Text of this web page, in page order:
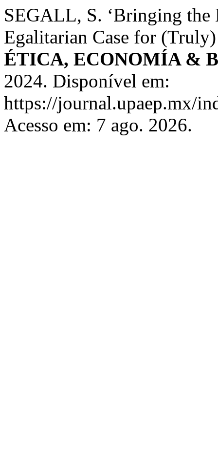
SEGALL, S. ‘Bringing the
Egalitarian Case for
ÉTICA, ECONOMÍA &
2024. Disponível em:
https://journal.upaep.mx/
Acesso em: 7 ago. 2026.